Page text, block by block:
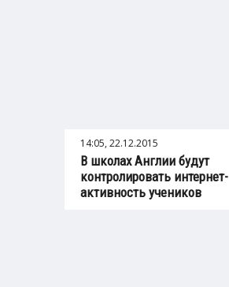
14:05, 22.12.2015
В школах Англии будут
контролировать интернет-
активность учеников